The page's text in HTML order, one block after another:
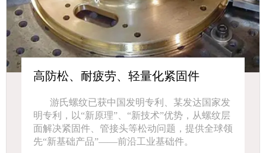
高防松、耐疲劳、轻量化紧固件
游氏螺纹已获中国发明专利、某发达国家发
明专利， 以“新原理”、“新技术”优势 ，从螺纹层
面解决紧固件、管接头等松动问题，提供全球领
先“新基础产品”——前沿工业基础件。